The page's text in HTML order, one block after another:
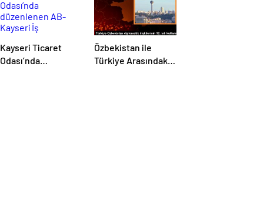
Kayseri Ticaret
Odası’nda
Özbekistan ile
Türkiye Arasındaki